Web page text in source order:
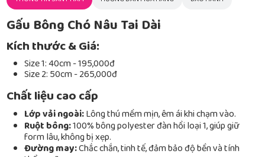
Gấu Bông Chó Nâu Tai Dài
Kích thước & Giá:
Size 1: 40cm - 195,000đ
Size 2: 50cm - 265,000đ
Chất liệu cao cấp
Lớp vải ngoài:Lông thú mềm mịn, êm ái khi chạm vào.
Ruột bông:100% bông polyester đàn hồi loại 1, giúp giữ
form lâu, không bị xẹp.
Đường may:Chắc chắn, tinh tế, đảm bảo độ bền và tính